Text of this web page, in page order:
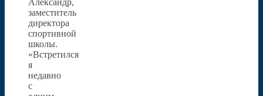
Александр,
заместитель
директора
спортивной
школы.
«Встретился
я
недавно
с